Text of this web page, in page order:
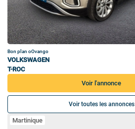
Bon plan oOvango
VOLKSWAGEN
T-ROC
Voir l'annonce
Voir toutes les annonces
Martinique